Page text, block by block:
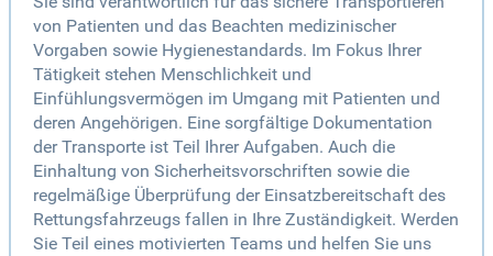
von Patienten und das Beachten medizinischer
Vorgaben sowie Hygienestandards. Im Fokus Ihrer
Tätigkeit stehen Menschlichkeit und
Einfühlungsvermögen im Umgang mit Patienten und
deren Angehörigen. Eine sorgfältige Dokumentation
der Transporte ist Teil Ihrer Aufgaben. Auch die
Einhaltung von Sicherheitsvorschriften sowie die
regelmäßige Überprüfung der Einsatzbereitschaft des
Rettungsfahrzeugs fallen in Ihre Zuständigkeit. Werden
Sie Teil eines motivierten Teams und helfen Sie uns